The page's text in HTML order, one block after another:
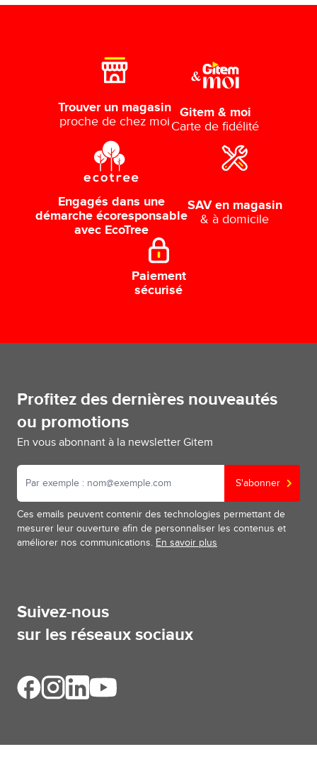
Trouver un magasin
proche de chez moi
Gitem & moi
Carte de fidélité
Engagés dans une
démarche écoresponsable
avec EcoTree
SAV en magasin
& à domicile
Paiement
sécurisé
Profitez des dernières nouveautés
ou promotions
En vous abonnant à la newsletter Gitem
S'abonner
Ces emails peuvent contenir des technologies permettant de
mesurer leur ouverture afin de personnaliser les contenus et
améliorer nos communications. En savoir plus
Suivez-nous
sur les réseaux sociaux